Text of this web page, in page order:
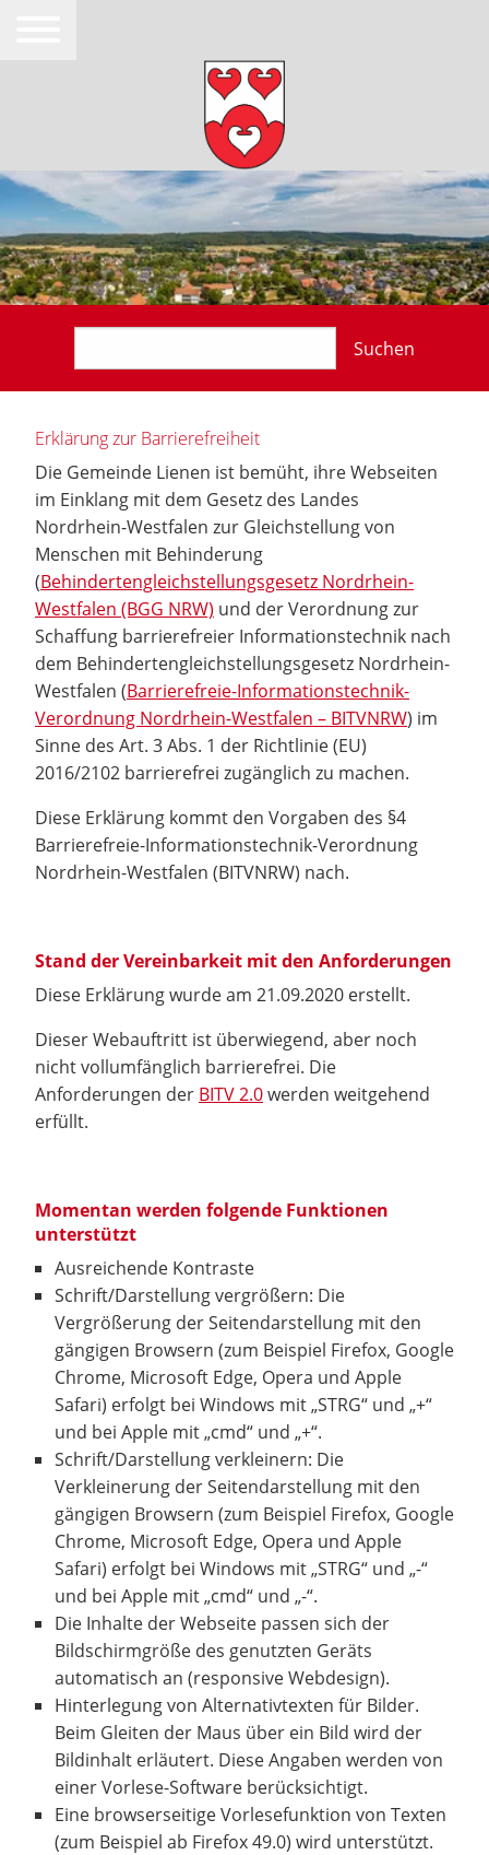
Suchen
Erklärung zur Barrierefreiheit
Die Gemeinde Lienen ist bemüht, ihre Webseiten
im Einklang mit dem Gesetz des Landes
Nordrhein-Westfalen zur Gleichstellung von
Menschen mit Behinderung
(Behindertengleichstellungsgesetz Nordrhein-
Westfalen (BGG NRW) und der Verordnung zur
Schaffung barrierefreier Informationstechnik nach
dem Behindertengleichstellungsgesetz Nordrhein-
Westfalen (Barrierefreie-Informationstechnik-
Verordnung Nordrhein-Westfalen – BITVNRW) im
Sinne des Art. 3 Abs. 1 der Richtlinie (EU)
2016/2102 barrierefrei zugänglich zu machen.
Diese Erklärung kommt den Vorgaben des §4
Barrierefreie-Informationstechnik-Verordnung
Nordrhein-Westfalen (BITVNRW) nach.
Stand der Vereinbarkeit mit den Anforderungen
Diese Erklärung wurde am 21.09.2020 erstellt.
Dieser Webauftritt ist überwiegend, aber noch
nicht vollumfänglich barrierefrei. Die
Anforderungen der BITV 2.0werden weitgehend
erfüllt.
Momentan werden folgende Funktionen
unterstützt
Ausreichende Kontraste
Schrift/Darstellung vergrößern: Die
Vergrößerung der Seitendarstellung mit den
gängigen Browsern (zum Beispiel Firefox, Google
Chrome, Microsoft Edge, Opera und Apple
Safari) erfolgt bei Windows mit „STRG“ und „+“
und bei Apple mit „cmd“ und „+“.
Schrift/Darstellung verkleinern: Die
Verkleinerung der Seitendarstellung mit den
gängigen Browsern (zum Beispiel Firefox, Google
Chrome, Microsoft Edge, Opera und Apple
Safari) erfolgt bei Windows mit „STRG“ und „-“
und bei Apple mit „cmd“ und „-“.
Die Inhalte der Webseite passen sich der
Bildschirmgröße des genutzten Geräts
automatisch an (responsive Webdesign).
Hinterlegung von Alternativtexten für Bilder.
Beim Gleiten der Maus über ein Bild wird der
Bildinhalt erläutert. Diese Angaben werden von
einer Vorlese-Software berücksichtigt.
Eine browserseitige Vorlesefunktion von Texten
(zum Beispiel ab Firefox 49.0) wird unterstützt.